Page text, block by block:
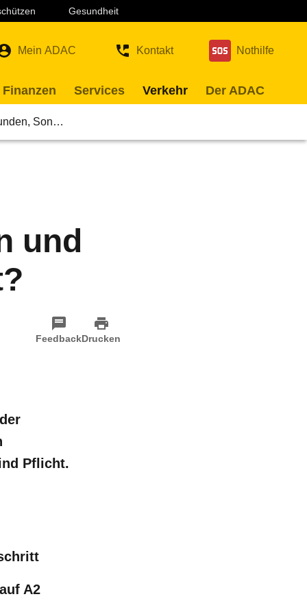
Gesundheit
Mein ADAC Kontakt Nothilfe
Services Verkehr Der ADAC
Son…
und
FeedbackDrucken
Pflicht.
A2